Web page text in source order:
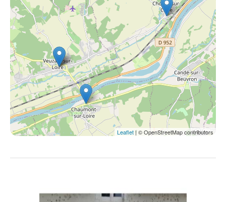
Leaflet | © OpenStreetMap contributors